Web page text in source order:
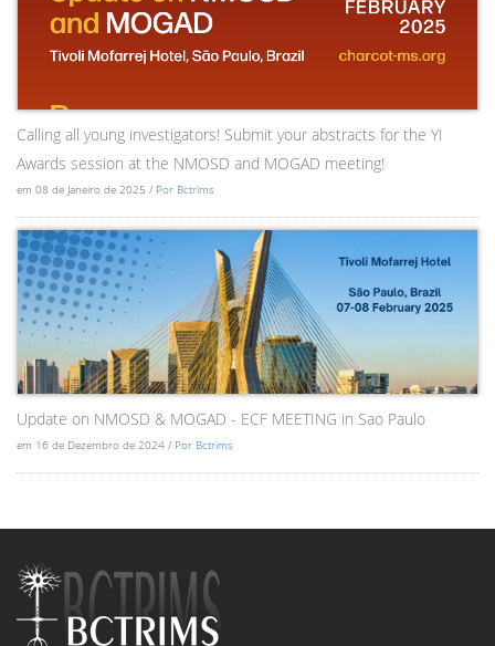
Calling all young investigators! Submit your abstracts for the YI
Awards session at the NMOSD and MOGAD meeting!
em 08 de Janeiro de 2025 / Por Bctrims
Update on NMOSD & MOGAD - ECF MEETING in Sao Paulo
em 16 de Dezembro de 2024 / Por Bctrims